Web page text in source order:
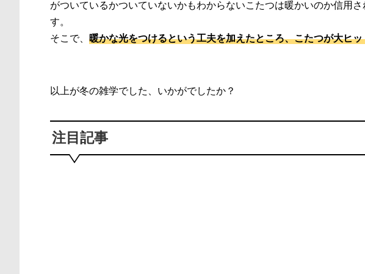
がついているかついていないかもわからないこたつは暖かいのか信用
す。
そこで、 暖かな光をつけるという工夫を加えたところ、こたつが大ヒ
以上が冬の雑学でした、いかがでしたか？
注目記事